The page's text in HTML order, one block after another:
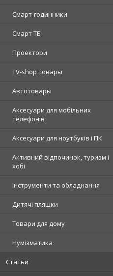
Смарт-годинники
Смарт ТБ
Проектори
TV-shop товары
Автотовары
Аксесуари для мобільних
телефонів
Аксесуари для ноутбуків і ПК
Активний відпочинок, туризм і
хобі
Інструменти та обладнання
Дитячі пляшки
Товари для дому
Нумізматика
Статьи